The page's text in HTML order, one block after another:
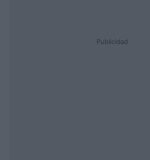
Publicidad